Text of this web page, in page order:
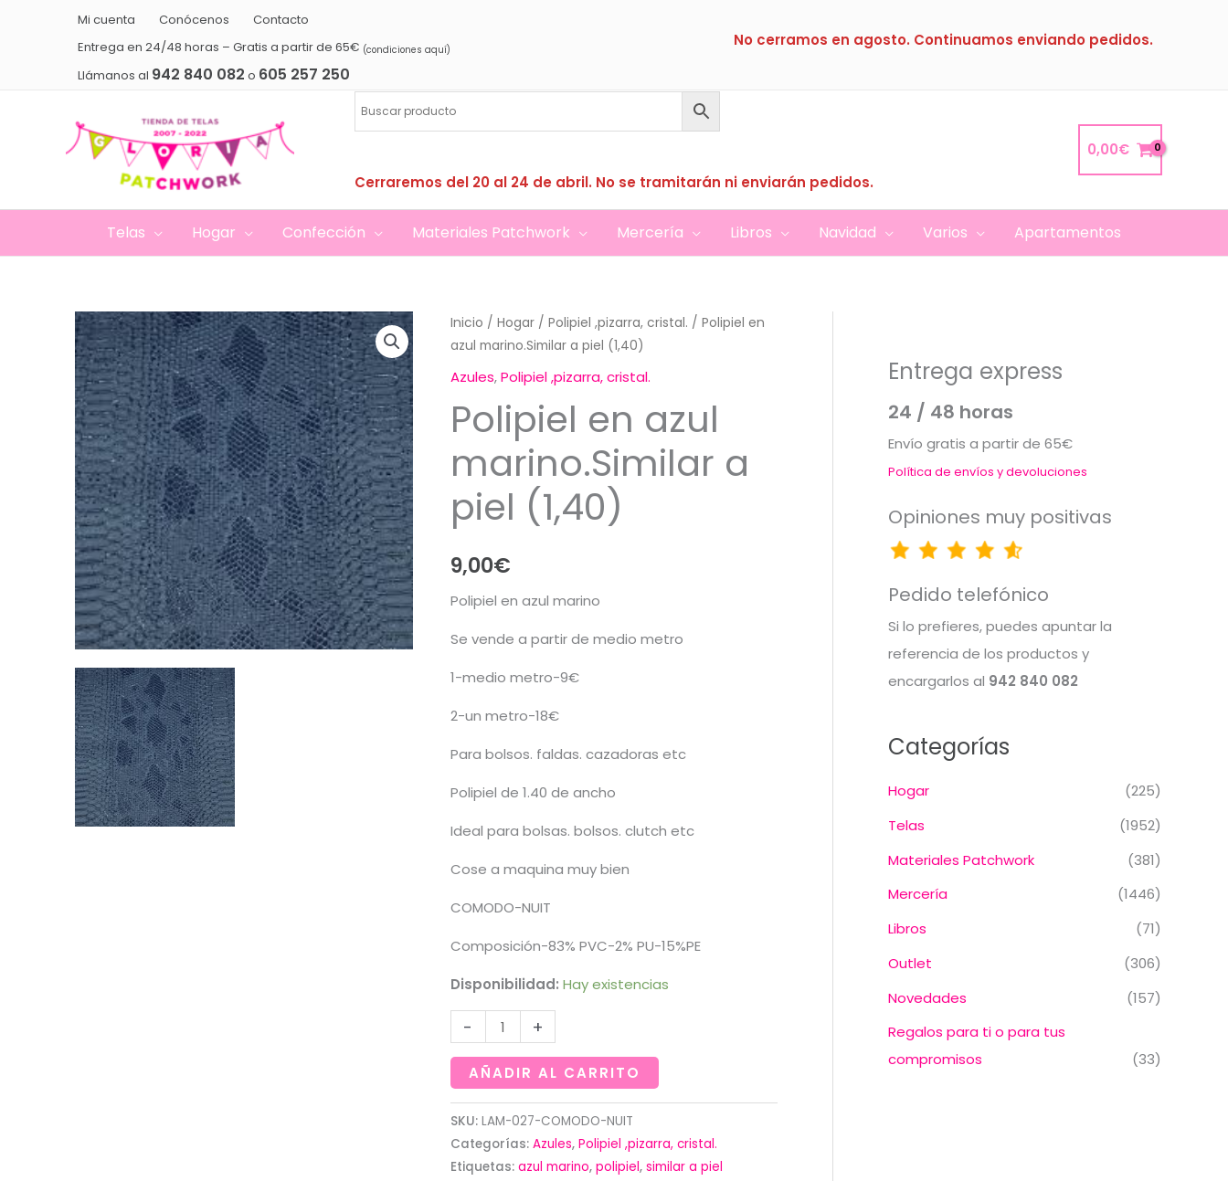
Mi cuenta Conócenos
Contacto
Entrega en 24/48 horas – Gratis a partir de 65€ (condiciones aquí)
Llámanos al 942 840 082 o 605 257 250
No cerramos en agosto. Continuamos enviando pedidos.
Cerraremos del 20 al 24 de abril. No se tramitarán ni enviarán pedidos.
0,00€
Telas Hogar Confección Materiales Patchwork Mercería Libros Navidad Varios Apartamentos
Inicio / Hogar/ Polipiel ,pizarra, cristal. / Polipiel en
azul marino.Similar a piel (1,40)
Azules,Polipiel ,pizarra, cristal.
Polipiel en azul
marino.Similar a
piel (1,40)
9,00€
Polipiel en azul marino
Se vende a partir de medio metro
1-medio metro-9€
2-un metro-18€
Para bolsos. faldas. cazadoras etc
Polipiel de 1.40 de ancho
Ideal para bolsas. bolsos. clutch etc
Cose a maquina muy bien
COMODO-NUIT
Composición-83% PVC-2% PU-15%PE
Disponibilidad: Hay existencias
-
Polipiel
en
azul
a
piel
(1,40)
+
AÑADIR AL CARRITO
SKU: LAM-027-COMODO-NUIT
Categorías: Azules, Polipiel ,pizarra, cristal.
Etiquetas: azul marino, polipiel, similar a piel
Entrega express
24 / 48 horas
Envío gratis a partir de 65€
Política de envíos y devoluciones
Opiniones muy positivas
Pedido telefónico
Si lo prefieres, puedes apuntar la
referencia de los productos y
encargarlos al 942 840 082
Categorías
Hogar
(225)
Telas
(1952)
Materiales Patchwork
(381)
Mercería
(1446)
Libros
(71)
Outlet
(306)
Novedades
(157)
Regalos para ti o para tus
compromisos
(33)